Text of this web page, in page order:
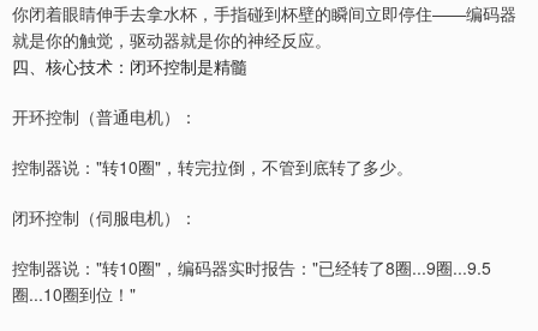
你闭着眼睛伸手去拿水杯，手指碰到杯壁的瞬间立即停住——编码器
就是你的触觉，驱动器就是你的神经反应。
四、核心技术：闭环控制是精髓
开环控制（普通电机）：
控制器说："转10圈"，转完拉倒，不管到底转了多少。
闭环控制（伺服电机）：
控制器说："转10圈"，编码器实时报告："已经转了8圈...9圈...9.5
圈...10圈到位！"